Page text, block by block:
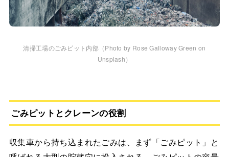
清掃工場のごみピット内部（Photo by Rose Galloway Green on
Unsplash）
ごみピットとクレーンの役割
収集車から持ち込まれたごみは、まず「ごみピット」と